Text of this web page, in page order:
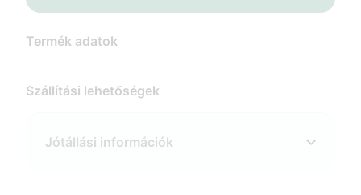
Termék adatok
Szállítási lehetőségek
Jótállási információk